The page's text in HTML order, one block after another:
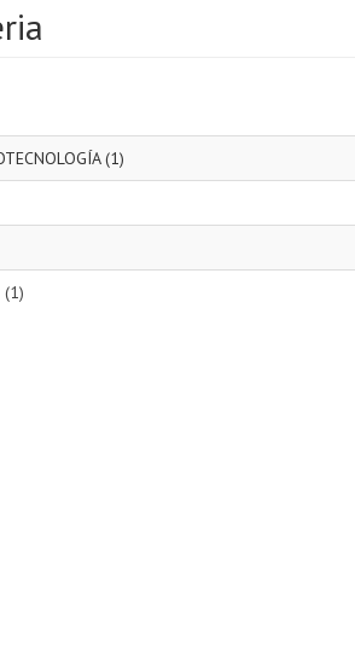
(1)